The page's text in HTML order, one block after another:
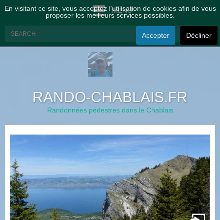
MENU
RANDO-CHABLAIS.FR
Randonnées pédestres dans le Chablais
En visitant ce site, vous acceptez l'utilisation de cookies afin de vous
proposer les meilleurs services possibles.
Accepter Décliner